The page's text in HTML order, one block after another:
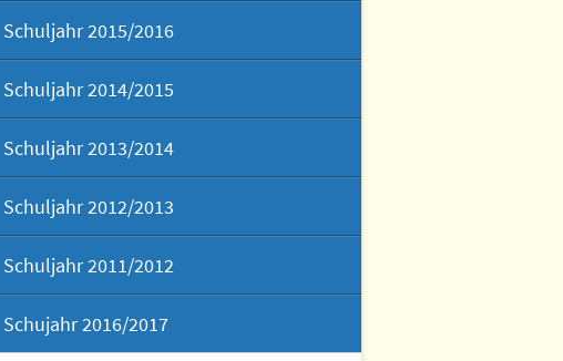
Schuljahr 2015/2016
Schuljahr 2014/2015
Schuljahr 2013/2014
Schuljahr 2012/2013
Schuljahr 2011/2012
Schujahr 2016/2017